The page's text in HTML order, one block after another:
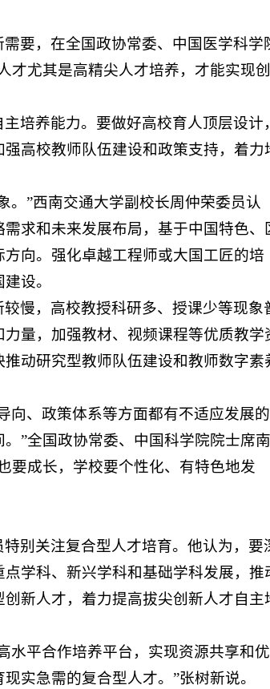
要，在全国政协常委、中国医学科学
才尤其是高精尖人才培养，才能实现创
培养能力。要做好高校育人顶层设计，
高校教师队伍建设和政策支持，着力
。”西南交通大学副校长周仲荣委员认
求和未来发展布局，基于中国特色、
向。强化卓越工程师或大国工匠的培
设。
慢，高校教授科研多、授课少等现象
量，加强教材、视频课程等优质教学
动研究型教师队伍建设和教师数字素
向、政策体系等方面都有不适应发展的
”全国政协常委、中国科学院院士席南
要成长，学校要个性化、有特色地发
别关注复合型人才培育。他认为，要
学科、新兴学科和基础学科发展，推
新人才，着力提高拔尖创新人才自主
水平合作培养平台，实现资源共享和优
实急需的复合型人才。”张树新说。